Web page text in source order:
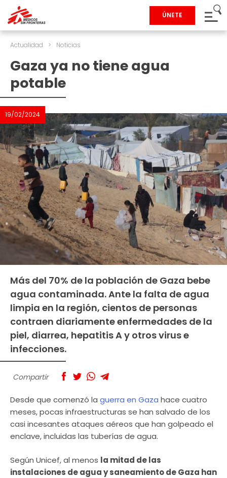
ÚNETE
Actualidad > Noticias
Gaza ya no tiene agua
potable
19/02/2024
Más del 70% de la población de Gaza bebe
agua contaminada. Ante la falta de agua
limpia en la región, cientos de personas
contraen diariamente enfermedades de la
piel, diarrea, hepatitis A y otros virus e
infecciones.
Compartir
Desde que comenzó la guerra en Gaza hace cuatro
meses, pocas infraestructuras se han salvado de los
casi incesantes ataques aéreos que han golpeado el
enclave, incluidas las tuberías de agua.
Según Unicef, al menos la mitad de las
instalaciones de agua y saneamiento de Gaza han